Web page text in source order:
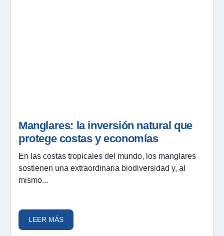
Manglares: la inversión natural que
protege costas y economías
En las costas tropicales del mundo, los manglares
sostienen una extraordinaria biodiversidad y, al
mismo...
LEER MÁS